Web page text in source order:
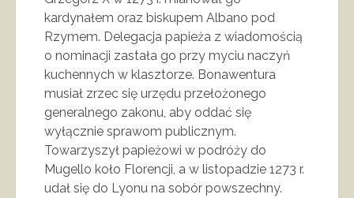
kardynałem oraz biskupem Albano pod
Rzymem. Delegacja papieża z wiadomością
o nominacji zastała go przy myciu naczyń
kuchennych w klasztorze. Bonawentura
musiał zrzec się urzędu przełożonego
generalnego zakonu, aby oddać się
wyłącznie sprawom publicznym.
Towarzyszył papieżowi w podróży do
Mugello koło Florencji, a w listopadzie 1273 r.
udał się do Lyonu na sobór powszechny.